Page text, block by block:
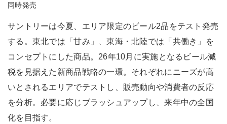
同時発売
サントリーは今夏、エリア限定のビール2品をテスト発売
する。東北では「甘み」、東海・北陸では「共働き」を
コンセプトにした商品。26年10月に実施となるビール減
税を見据えた新商品戦略の一環。それぞれにニーズが高
いとされるエリアでテストし、販売動向や消費者の反応
を分析。必要に応じブラッシュアップし、来年中の全国
化を目指す。